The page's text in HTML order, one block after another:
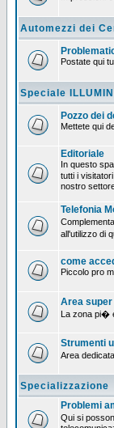
Automezzi dei
Postate qui
Speciale
Pozzo dei
Mettete qui
Editoriale
In questo
tutti i
nostro
Telefonia
all'utilizzo di
come
Piccolo pro
Area
La zona pi�
Strumenti
Area
Specializzazione
Problemi
Qui si